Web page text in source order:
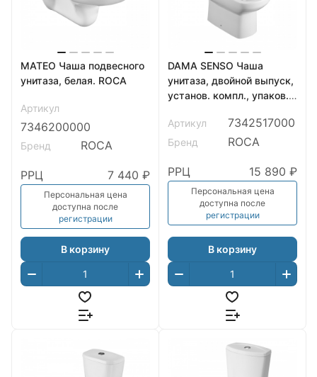
MATEO Чаша подвесного
унитаза, белая. ROCA
Артикул
7346200000
Бренд ROCA
РРЦ 7 440 ₽
Персональная цена
доступна после
регистрации
В корзину
DAMA SENSO Чаша
унитаза, двойной выпуск,
установ. компл., упаков. в
Артикул
7342517000
Бренд ROCA
РРЦ 15 890 ₽
Персональная цена
доступна после
регистрации
В корзину